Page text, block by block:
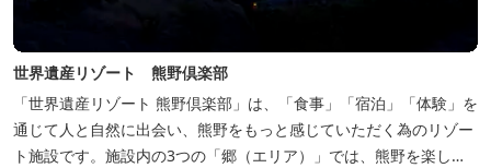
世界遺産リゾート 熊野倶楽部
「世界遺産リゾート 熊野倶楽部」は、「食事」「宿泊」「体験」を
通じて人と自然に出会い、熊野をもっと感じていただく為のリゾー
ト施設です。施設内の3つの「郷（エリア）」では、熊野を楽しむ